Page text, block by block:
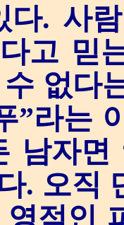
다. 사
고 믿
없다
”라는
남자면
. 오직
적인